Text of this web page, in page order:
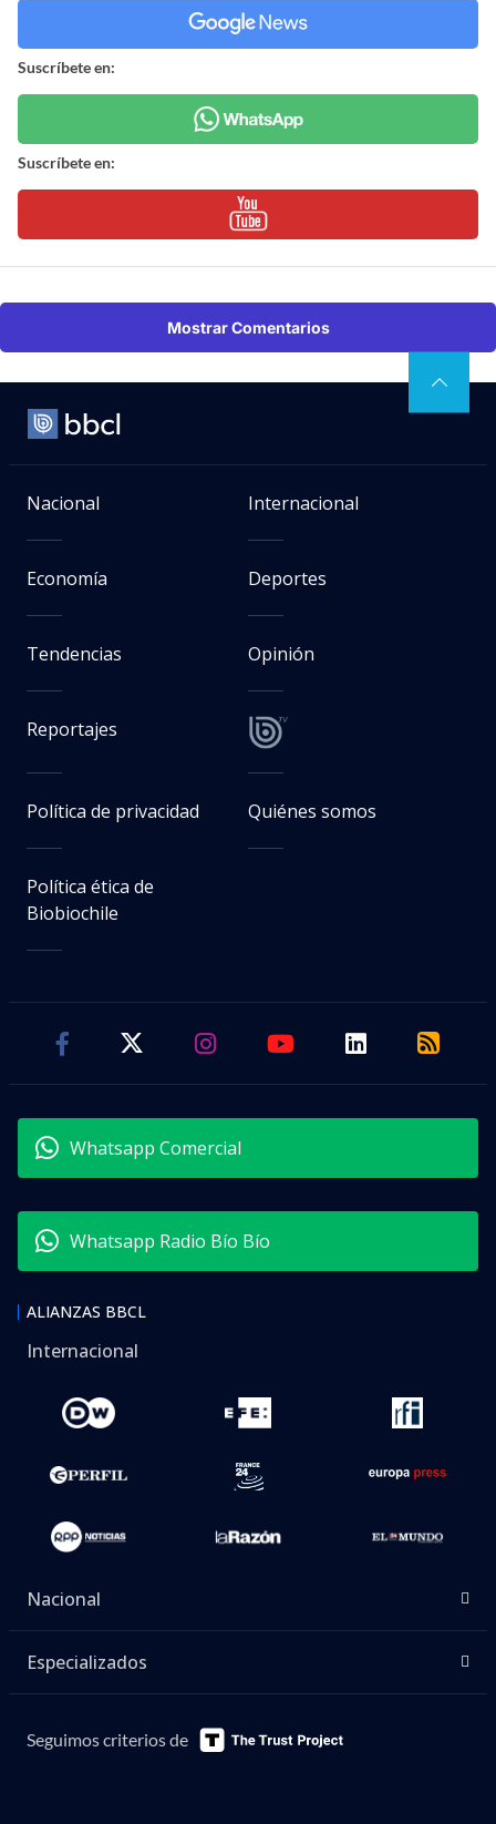
Suscríbete en:
Suscríbete en:
Mostrar Comentarios
Nacional Internacional
Economía Deportes
Tendencias Opinión
Reportajes
Política de privacidad Quiénes somos
Política ética de
Biobiochile
Whatsapp Comercial
Whatsapp Radio Bío Bío
ALIANZAS BBCL
Internacional
Nacional
Especializados
Seguimos criterios de